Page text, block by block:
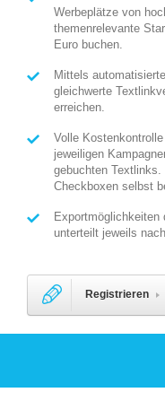
Werbeplätze von
themenrelevante
Euro buchen.
Mittels
gleichwerte
erreichen.
Volle
jeweiligen
gebuchten
Checkboxen selbst
Exportmöglichkeiten
unterteilt jeweils
Registrieren